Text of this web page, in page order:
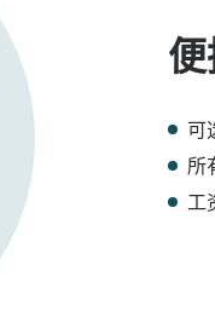
可
所
工